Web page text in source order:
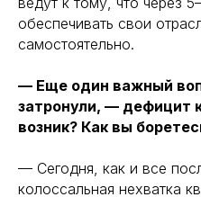
обеспечивать свои
самостоятельно.
— Еще один важный
затронули, — дефицит
возник? Как вы
— Сегодня, как и все
колоссальная нехватка